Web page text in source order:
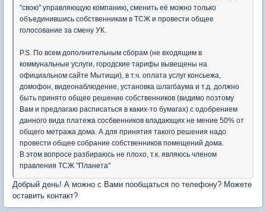
"свою" управляющую компанию, сменить её можно только
объединившись собственникам в ТСЖ и провести общее
голосование за смену УК.
P.S. По всем дополнительным сборам (не входящим в
коммунальные услуги, городские тарифы вывещены на
официальном сайте Мытищи), в т.ч. оплата услуг консьежа,
домофон, видеонаблюдение, установка шлагбаума и т.д. должно
быть принято общее решение собственников (видимо поэтому
Вам и предлагаю расписаться в каких-то бумагах) с одобрением
данного вида платежа сосбвенников владающих не мение 50% от
общего метража дома. А для принятия такого решения надо
провести общее собрание собственников помещений дома.
В этом вопросе разбираюсь не плохо, т.к. являюсь членом
правления ТСЖ "Планета"
Добрый день! А можно с Вами пообщаться по телефону? Можете
оставить контакт?